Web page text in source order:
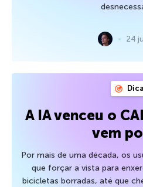
24
A IA venceu o
vem
Por mais de uma década, os
que forçar a vista para
bicicletas borradas, até que